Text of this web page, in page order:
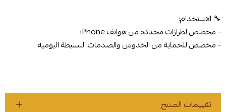
🔧 الاستخدام:
- مخصص لطرازات محددة من هواتف iPhone
- مخصص للحماية من الخدوش والصدمات البسيطة اليومية.
تقييمات المنتج